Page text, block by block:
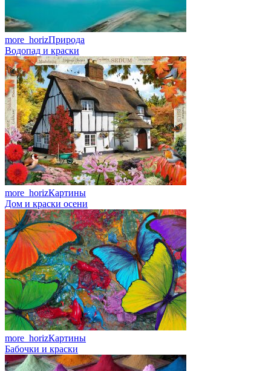
more_horizПрирода
Водопад и краски
more_horizКартины
Дом и краски осени
more_horizКартины
Бабочки и краски